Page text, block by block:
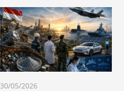
30/05/2026